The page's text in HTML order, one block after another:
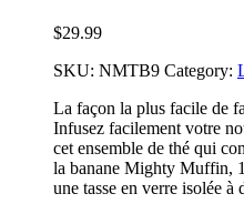
$29.99
SKU: NMTB9 Category:
La façon la plus facile de
Infusez facilement votre
cet ensemble de thé qui
la banane Mighty Muffin,
une tasse en verre isolée